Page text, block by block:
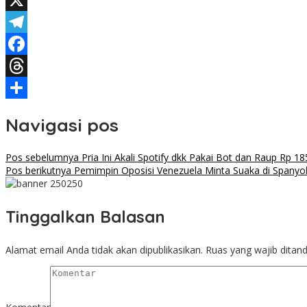
X
Telegram
Facebook
Threads
Navigasi pos
Pos sebelumnya Pria Ini Akali Spotify dkk Pakai Bot dan Raup Rp
Pos berikutnya Pemimpin Oposisi Venezuela Minta Suaka di Spanyol
Tinggalkan Balasan
Alamat email Anda tidak akan dipublikasikan. Ruas yang wajib